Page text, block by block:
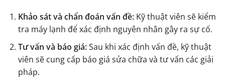
Khảo sát và chẩn đoán vấn đề:Kỹ thuật viên sẽ kiểm
tra máy lạnh để xác định nguyên nhân gây ra sự cố.
Tư vấn và báo giá:Sau khi xác định vấn đề, kỹ thuật
viên sẽ cung cấp báo giá sửa chữa và tư vấn các giải
pháp.